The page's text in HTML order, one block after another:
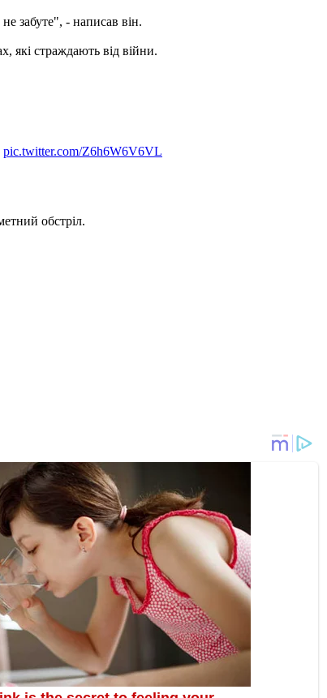
забуте", - написав він.
які страждають від війни.
pic.twitter.com/Z6h6W6V6VL
обстріл.